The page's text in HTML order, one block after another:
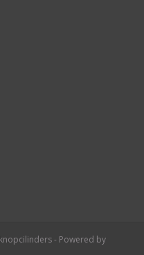
- Powered by